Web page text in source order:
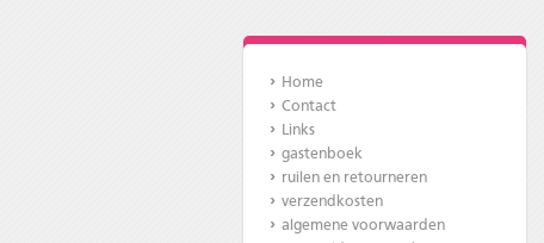
Home
Contact
Links
gastenboek
ruilen en retourneren
verzendkosten
algemene voorwaarden